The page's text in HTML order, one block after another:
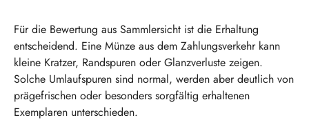
Für die Bewertung aus Sammlersicht ist die Erhaltung
entscheidend. Eine Münze aus dem Zahlungsverkehr kann
kleine Kratzer, Randspuren oder Glanzverluste zeigen.
Solche Umlaufspuren sind normal, werden aber deutlich von
prägefrischen oder besonders sorgfältig erhaltenen
Exemplaren unterschieden.